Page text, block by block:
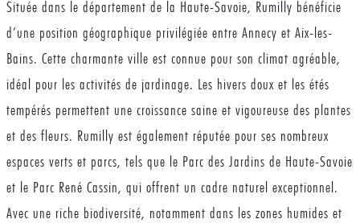
Située dans le département de la Haute-Savoie, Rumilly bénéficie
d’une position géographique privilégiée entre Annecy et Aix-les-
Bains. Cette charmante ville est connue pour son climat agréable,
idéal pour les activités de jardinage. Les hivers doux et les étés
tempérés permettent une croissance saine et vigoureuse des plantes
et des fleurs. Rumilly est également réputée pour ses nombreux
espaces verts et parcs, tels que le Parc des Jardins de Haute-Savoie
et le Parc René Cassin, qui offrent un cadre naturel exceptionnel.
Avec une riche biodiversité, notamment dans les zones humides et